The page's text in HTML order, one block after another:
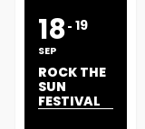
18
SEP
19
ROCK THE
SUN
FESTIVAL